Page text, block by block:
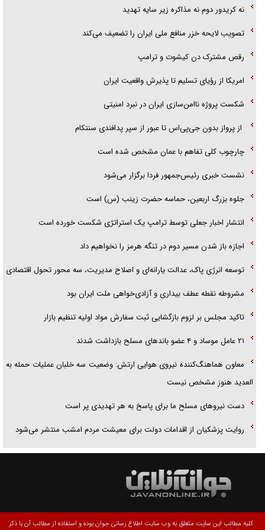
نه کریدور دوم نه مذاکره زیر سایه تهدید
تصویب لایحه خزر منافع ملی ایران را تضعیف می‌کند
رقص مشترک دن کیشوت و ترامپ
امریکا از رؤیای تسلیم تا پذیرش واقعیت ایران
شکست پروژه ناامن‌سازی ایران در نبرد امنیتی
از پرواز بدون جی‌پی‌اس تا عبور از سپر پدافندی سنتکام
چارچوب کلی تفاهم با عمان مشخص شده است
نشست خبری رئیس‌جمهور فردا برگزار می‌شود
جلوه بزرگ اربعین، حماسه حضرت زینب (س) است
انتشار اخبار جعلی توسط ترامپ یک استراتژی شکست خورده است
اجازه باز شدن مسیر دوم در تنگه هرمز را نخواهیم داد
توسعه انرژی پاک، عدالت یارانه‌ای و اصلاح مدیریت، سه محور تحول اقتصادی
مشروطه نقطه عطف بیداری و آزادی‌خواهی ملت ایران بود
تاکید مجلس بر لزوم بازگشایی ثبت سفارش مواد اولیه تنظیم بازار
۲۱ عامل موساد و ۴ عضو باند‌های مسلح بازداشت شدند
معاون هماهنگ‌کننده نیروی هوایی ارتش: وضعیت سه خلبان عملیات حمله به
العدید هنوز مشخص نیست
دست نیرو‌های مسلح ما برای پاسخ به هر تهدیدی پر است
روایت پزشکیان از اقدامات دولت برای معیشت مردم امشب منتشر می‌شود
کلیه مطالب این سایت متعلق به وب سایت اطلاع رسانی جوان بوده و استفاده از مطالب آن با ذکر